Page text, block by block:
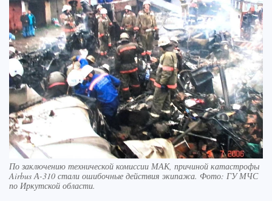
По заключению технической комиссии МАК, причиной катастрофы
Airbus А-310 стали ошибочные действия экипажа. Фото: ГУ МЧС
по Иркутской области.